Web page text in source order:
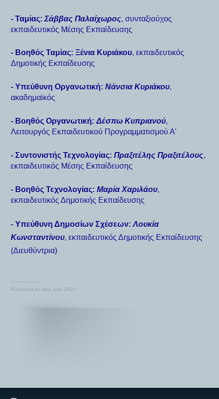
- Ταμίας: Σάββας Παλαίχωρος, συνταξιούχος
εκπαιδευτικός Μέσης Εκπαίδευσης
- Βοηθός Ταμίας: Ξένια Κυριάκου, εκπαιδευτικός
Δημοτικής Εκπαίδευσης
- Υπεύθυνη Οργανωτική: Νάνσια Κυριάκου,
ακαδημαϊκός
- Βοηθός Οργανωτική: Δέσπω Κυπριανού,
Λειτουργός Εκπαιδευτικού Προγραμματισμού Α'
- Συντονιστής Τεχνολογίας: Πραξιτέλης Πραξιτέλους,
εκπαιδευτικός Μέσης Εκπαίδευσης
- Βοηθός Τεχνολογίας: Μαρία Χαριλάου,
εκπαιδευτικός Δημοτικής Εκπαίδευσης
- Υπεύθυνη Δημοσίων Σχέσεων: Λουκία
Κωνσταντίνου, εκπαιδευτικός Δημοτικής Εκπαίδευσης
(Διευθύντρια)
Published on May 2nd, 2023